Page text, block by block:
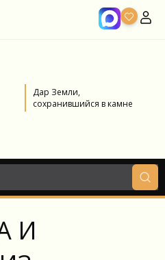
Дар Земли,
сохранившийся в камне
И